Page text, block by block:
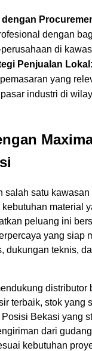
dengan
di
Penjualan
yang
industri di
salah satu
kebutuhan material
peluang ini
yang siap
dukungan teknis,
distributor
terbaik, stok yang
Bekasi yang
dari
kebutuhan